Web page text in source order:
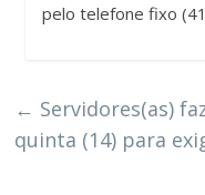
pelo telefone fixo
← Servidores(as)
quinta (14) para